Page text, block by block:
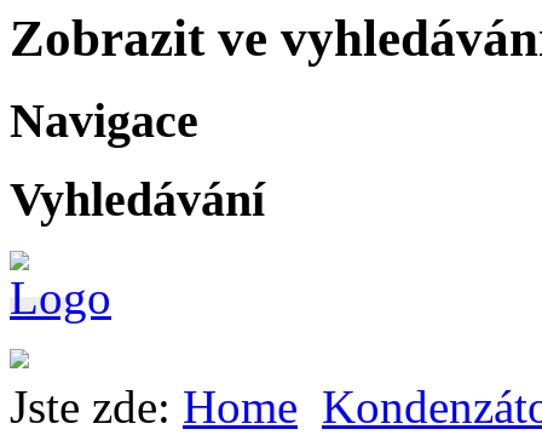
Zobrazit ve
Navigace
Vyhledávání
Jste zde: Home